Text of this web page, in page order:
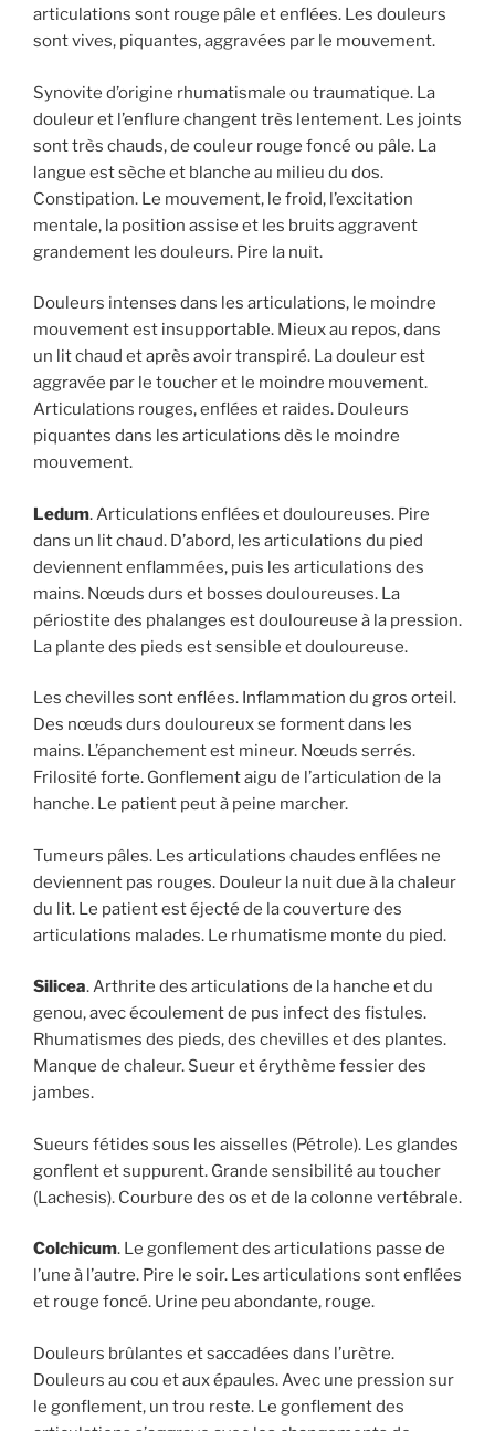
articulations sont rouge pâle et enflées. Les douleurs
sont vives, piquantes, aggravées par le mouvement.
Synovite d’origine rhumatismale ou traumatique. La
douleur et l’enflure changent très lentement. Les joints
sont très chauds, de couleur rouge foncé ou pâle. La
langue est sèche et blanche au milieu du dos.
Constipation. Le mouvement, le froid, l’excitation
mentale, la position assise et les bruits aggravent
grandement les douleurs. Pire la nuit.
Douleurs intenses dans les articulations, le moindre
mouvement est insupportable. Mieux au repos, dans
un lit chaud et après avoir transpiré. La douleur est
aggravée par le toucher et le moindre mouvement.
Articulations rouges, enflées et raides. Douleurs
piquantes dans les articulations dès le moindre
mouvement.
Ledum. Articulations enflées et douloureuses. Pire
dans un lit chaud. D’abord, les articulations du pied
deviennent enflammées, puis les articulations des
mains. Nœuds durs et bosses douloureuses. La
périostite des phalanges est douloureuse à la pression.
La plante des pieds est sensible et douloureuse.
Les chevilles sont enflées. Inflammation du gros orteil.
Des nœuds durs douloureux se forment dans les
mains. L’épanchement est mineur. Nœuds serrés.
Frilosité forte. Gonflement aigu de l’articulation de la
hanche. Le patient peut à peine marcher.
Tumeurs pâles. Les articulations chaudes enflées ne
deviennent pas rouges. Douleur la nuit due à la chaleur
du lit. Le patient est éjecté de la couverture des
articulations malades. Le rhumatisme monte du pied.
Silicea. Arthrite des articulations de la hanche et du
genou, avec écoulement de pus infect des fistules.
Rhumatismes des pieds, des chevilles et des plantes.
Manque de chaleur. Sueur et érythème fessier des
jambes.
Sueurs fétides sous les aisselles (Pétrole). Les glandes
gonflent et suppurent. Grande sensibilité au toucher
(Lachesis). Courbure des os et de la colonne vertébrale.
Colchicum. Le gonflement des articulations passe de
l’une à l’autre. Pire le soir. Les articulations sont enflées
et rouge foncé. Urine peu abondante, rouge.
Douleurs brûlantes et saccadées dans l’urètre.
Douleurs au cou et aux épaules. Avec une pression sur
le gonflement, un trou reste. Le gonflement des